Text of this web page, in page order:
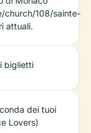
church/108/sainte-
attuali.
biglietti
dei tuoi
Lovers)